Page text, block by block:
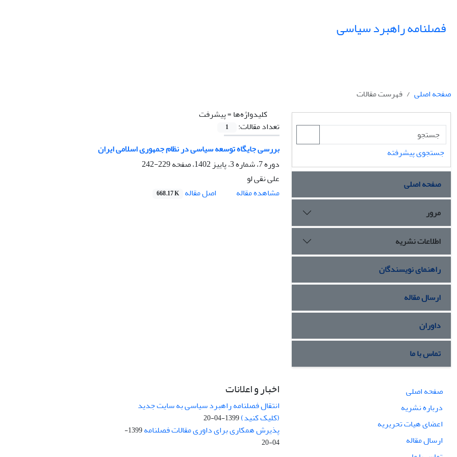
فصلنامه راهبرد سیاسی
صفحه اصلی
فهرست مقالات
کلیدواژه‌ها =پیشرفت
تعداد مقالات:
1
بررسی جایگاه توسعه سیاسی در نظام جمهوری اسلامی ایران
دوره 7، شماره 3، پاییز 1402، صفحه
229-242
علی نقی لو
مشاهده مقاله
اصل مقاله 668.17 K
جستجوی پیشرفته
صفحه اصلی
مرور
اطلاعات نشریه
راهنمای نویسندگان
ارسال مقاله
داوران
تماس با ما
صفحه اصلی
درباره نشریه
اعضای هیات تحریریه
ارسال مقاله
اخبار و اعلانات
انتقال فصلنامه راهبرد سیاسی به سایت جدید
(کلیک کنید)1399-04-20
پذیرش همکاری برای داوری مقالات فصلنامه
1399-
04-20